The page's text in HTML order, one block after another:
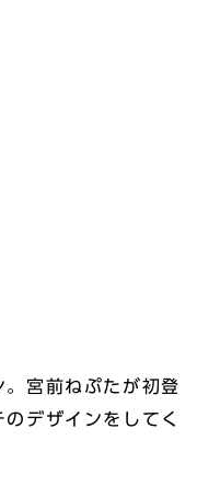
宮前ねぷたが初登
デザインをしてく